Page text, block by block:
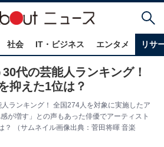
社会 IT・ビジネス エンタメ リサ
代の芸能人ランキング！
抑えた1位は？
ランキング！ 全国274人を対象に実施したア
が増す」との声もあった俳優でアーティスト
？ （サムネイル画像出典：菅田将暉 音楽